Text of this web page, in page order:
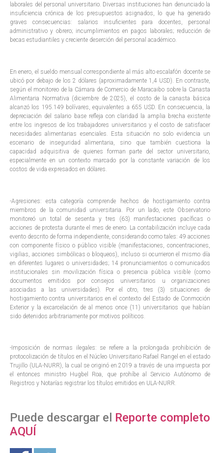
laborales del personal universitario. Diversas instituciones han denunciado la
insuficiencia crónica de los presupuestos asignados, lo que ha generado
graves consecuencias: salarios insuficientes para docentes, personal
administrativo y obrero; incumplimientos en pagos laborales; reducción de
becas estudiantiles y creciente deserción del personal académico.
En enero, el sueldo mensual correspondiente al más alto escalafón docente se
ubicó por debajo de los 2 dólares (aproximadamente 1,4 USD). En contraste,
según el monitoreo de la Cámara de Comercio de Maracaibo sobre la Canasta
Alimentaria Normativa (diciembre de 2025), el costo de la canasta básica
alcanzó los 195.149 bolívares, equivalentes a 655 USD. En consecuencia, la
depreciación del salario base refleja con claridad la amplia brecha existente
entre los ingresos de los trabajadores universitarios y el costo de satisfacer
necesidades alimentarias esenciales. Esta situación no solo evidencia un
escenario de inseguridad alimentaria, sino que también cuestiona la
capacidad adquisitiva de quienes forman parte del sector universitario,
especialmente en un contexto marcado por la constante variación de los
costos de vida expresados en dólares.
-Agresiones: esta categoría comprende hechos de hostigamiento contra
miembros de la comunidad universitaria. Por un lado, este Observatorio
monitoreó un total de sesenta y tres (63) manifestaciones pacíficas o
acciones de protesta durante el mes de enero. La contabilización incluye cada
evento descrito de forma independiente, considerando como tales: 49 acciones
con componente físico o público visible (manifestaciones, concentraciones,
vigilias, acciones simbólicas o bloqueos), incluso si ocurrieron el mismo día
en diferentes lugares o universidades; 14 pronunciamientos o comunicados
institucionales sin movilización física o presencia pública visible (como
documentos emitidos por consejos universitarios u organizaciones
asociadas a las universidades). Por el otro, tres (3) situaciones de
hostigamiento contra universitarios en el contexto del Estado de Conmoción
Exterior y la excarcelación de al menos once (11) universitarios que habían
sido detenidos arbitrariamente por motivos políticos.
-Imposición de normas ilegales: se refiere a la prolongada prohibición de
protocolización de títulos en el Núcleo Universitario Rafael Rangel en el estado
Trujillo (ULA-NURR), la cual se originó en 2019 a través de una impuesta por
el entonces ministro Hugbel Roa, que prohíbe al Servicio Autónomo de
Registros y Notarías registrar los títulos emitidos en ULA-NURR.
Puede descargar el Reporte completo
AQUÍ